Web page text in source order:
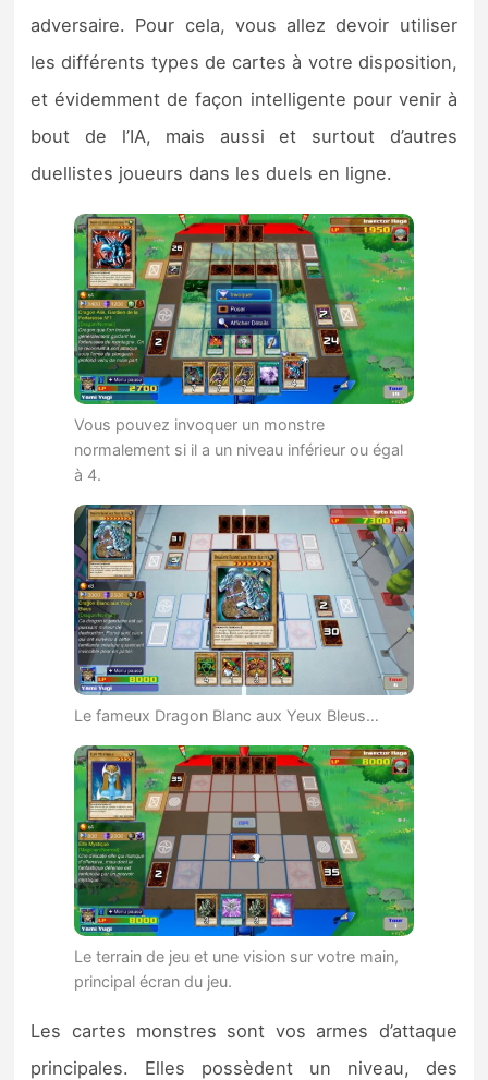
adversaire. Pour cela, vous allez devoir utiliser
les différents types de cartes à votre disposition,
et évidemment de façon intelligente pour venir à
bout de l’IA, mais aussi et surtout d’autres
duellistes joueurs dans les duels en ligne.
Vous pouvez invoquer un monstre
normalement si il a un niveau inférieur ou égal
à 4.
Le fameux Dragon Blanc aux Yeux Bleus…
Le terrain de jeu et une vision sur votre main,
principal écran du jeu.
Les cartes monstres sont vos armes d’attaque
principales. Elles possèdent un niveau, des